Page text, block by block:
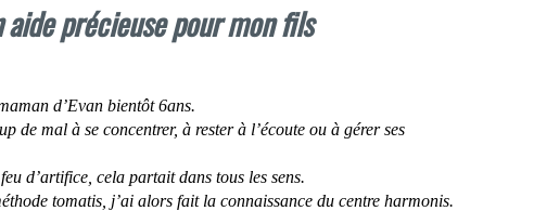
aide précieuse pour mon fils
d’Evan bientôt 6ans.
de mal à se concentrer, à rester à l’écoute ou à gérer ses
d’artifice, cela partait dans tous les sens.
tomatis, j’ai alors fait la connaissance du centre harmonis.